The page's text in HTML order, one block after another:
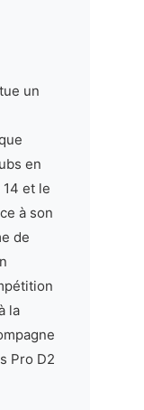
un
en
et le
à son
de
la
Pro D2